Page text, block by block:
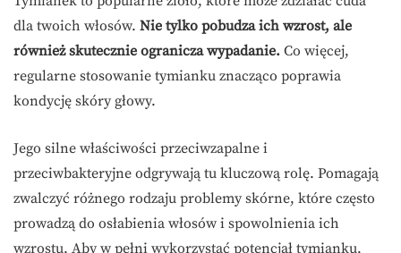
dla twoich włosów. Nie tylko pobudza ich wzrost, ale
również skutecznie ogranicza wypadanie. Co więcej,
regularne stosowanie tymianku znacząco poprawia
kondycję skóry głowy.
Jego silne właściwości przeciwzapalne i
przeciwbakteryjne odgrywają tu kluczową rolę. Pomagają
zwalczyć różnego rodzaju problemy skórne, które często
prowadzą do osłabienia włosów i spowolnienia ich
wzrostu. Aby w pełni wykorzystać potencjał tymianku,